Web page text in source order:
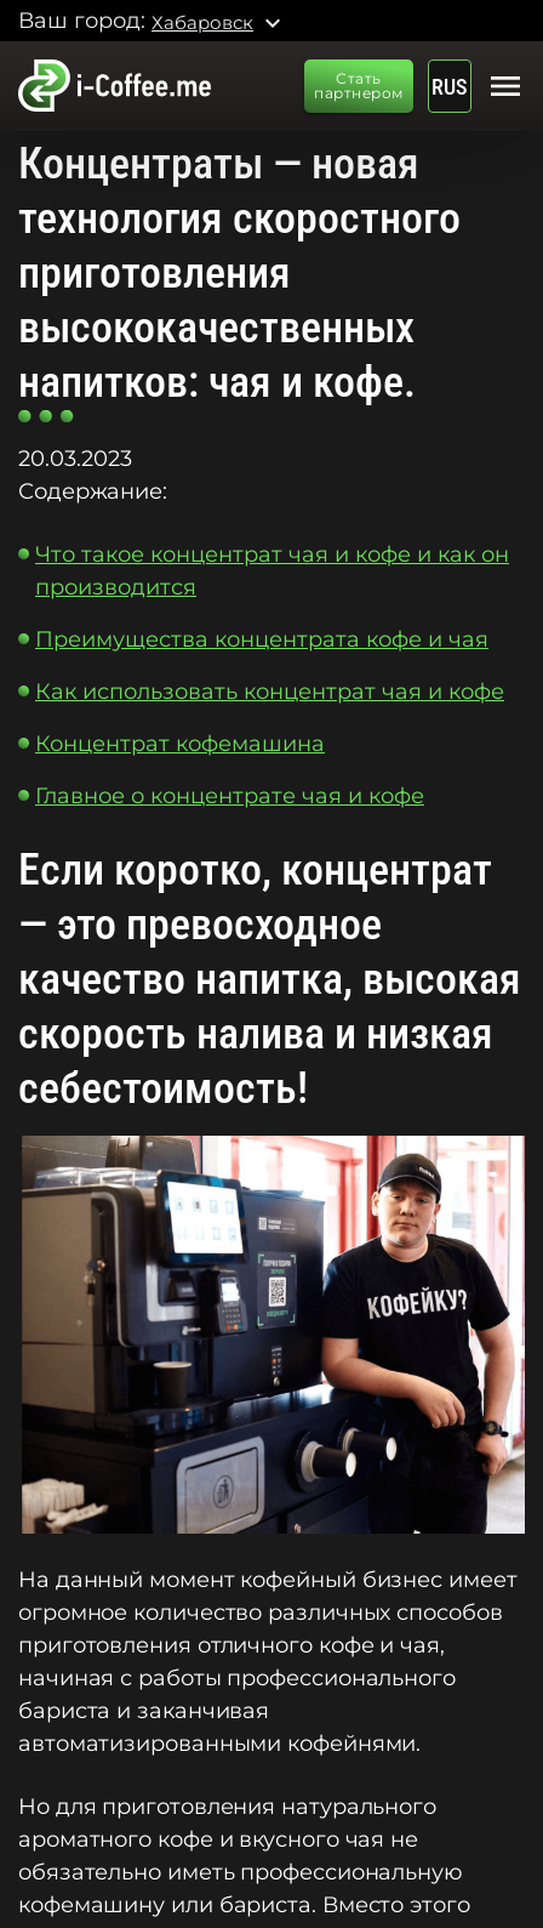
Ваш город: Хабаровск expand_more
Стать
партнером
RUS menu
Концентраты — новая
технология скоростного
приготовления
высококачественных
напитков: чая и кофе.
20.03.2023
Содержание:
Что такое концентрат чая и кофе и как он
производится
Преимущества концентрата кофе и чая
Как использовать концентрат чая и кофе
Концентрат кофемашина
Главное о концентрате чая и кофе
Если коротко, концентрат
— это превосходное
качество напитка, высокая
скорость налива и низкая
себестоимость!
На данный момент кофейный бизнес имеет
огромное количество различных способов
приготовления отличного кофе и чая,
начиная с работы профессионального
бариста и заканчивая
автоматизированными кофейнями.
Но для приготовления натурального
ароматного кофе и вкусного чая не
обязательно иметь профессиональную
кофемашину или бариста. Вместо этого